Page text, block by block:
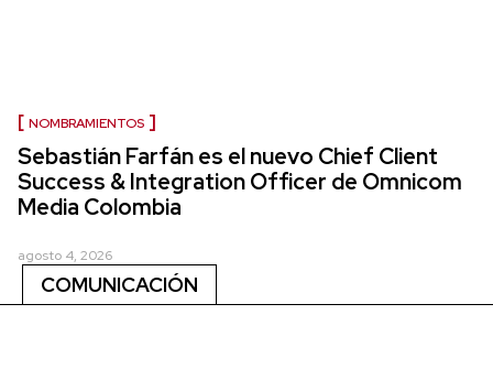
NOMBRAMIENTOS
Sebastián Farfán es el nuevo Chief Client
Success & Integration Officer de Omnicom
Media Colombia
agosto 4, 2026
COMUNICACIÓN